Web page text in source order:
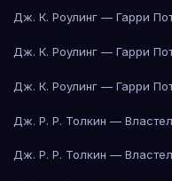
Дж. К. Роулинг — Гарри
Дж. К. Роулинг — Гарри
Дж. К. Роулинг — Гарри
Дж. Р. Р. Толкин —
Дж. Р. Р. Толкин —